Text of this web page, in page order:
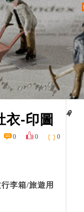
-印圖
0 0 0
李箱/旅遊用